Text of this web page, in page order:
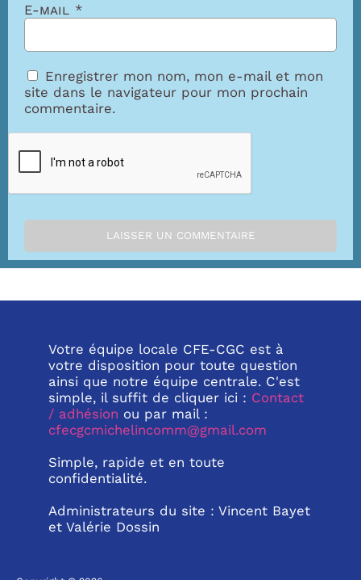
E-mail *
Enregistrer mon nom, mon e-mail et mon
site dans le navigateur pour mon prochain
commentaire.
Votre équipe locale CFE-CGC est à
votre disposition pour toute question
ainsi que notre équipe centrale. C'est
simple, il suffit de cliquer ici : Contact
/ adhésion ou par mail :
cfecgcmichelincomm@gmail.com
Simple, rapide et en toute
confidentialité.
Administrateurs du site : Vincent Bayet
et Valérie Dossin